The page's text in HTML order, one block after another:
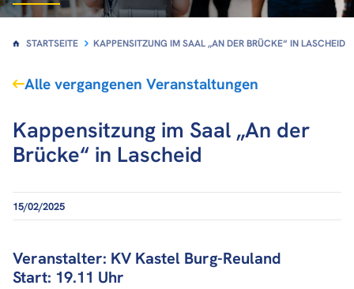
STARTSEITE KAPPENSITZUNG IM SAAL „AN DER BRÜCKE“ IN LASCHEID
Alle vergangenen Veranstaltungen
Kappensitzung im Saal „An der
Brücke“ in Lascheid
15/02/2025
Veranstalter: KV Kastel Burg-Reuland
Start: 19.11 Uhr